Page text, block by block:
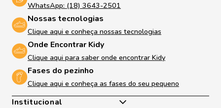
WhatsApp: (18) 3643-2501
Nossas tecnologias
Clique aqui e conheça nossas tecnologias
Onde Encontrar Kidy
Clique aqui para saber onde encontrar Kidy
Fases do pezinho
Clique aqui e conheça as fases do seu pequeno
Institucional